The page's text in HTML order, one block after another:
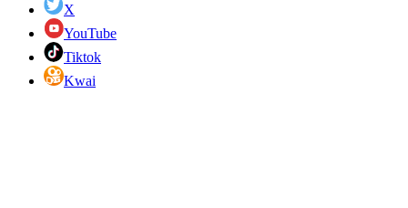
X
YouTube
Tiktok
Kwai